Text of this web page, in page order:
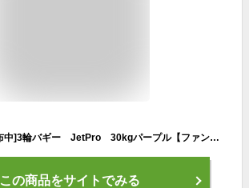
[500円クーポン配布中]3輪バギー JetPro 30kgパープル【ファンタジーワールド】 ○
この商品をサイトでみる